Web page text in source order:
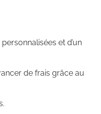
et d’un
de frais grâce au